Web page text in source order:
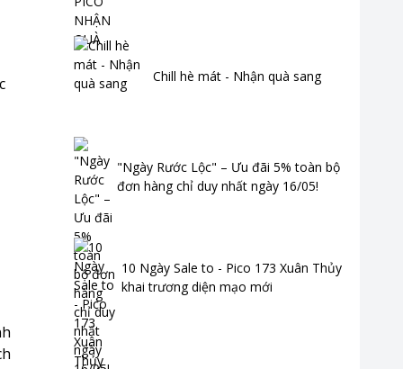
Chill hè mát - Nhận quà sang
"Ngày Rước Lộc" – Ưu đãi 5% toàn bộ
đơn hàng chỉ duy nhất ngày 16/05!
10 Ngày Sale to - Pico 173 Xuân Thủy
khai trương diện mạo mới